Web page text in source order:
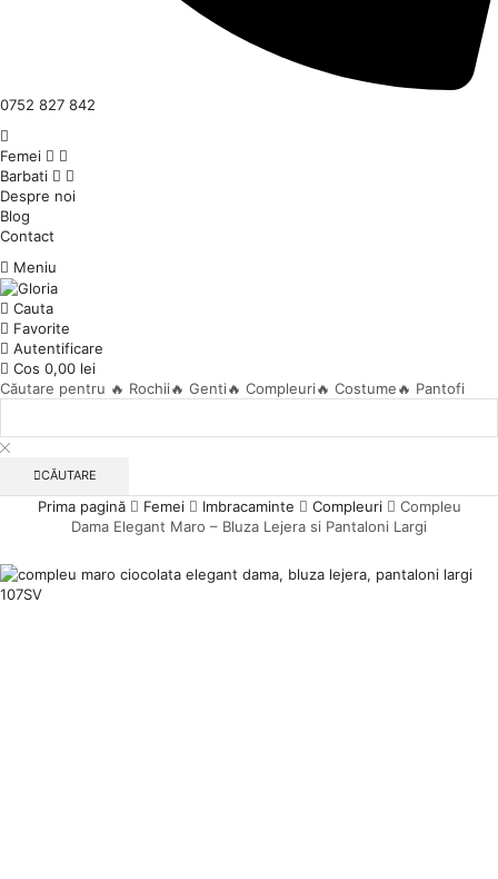
0752 827 842
Femei
Barbati
Despre noi
Blog
Contact
Meniu
Cauta
Favorite
Autentificare
Cos 0,00 lei
Căutare pentru 🔥 Rochii🔥 Genti🔥 Compleuri🔥 Costume🔥 Pantofi
CĂUTARE
Prima pagină Femei Imbracaminte Compleuri
Compleu
Dama Elegant Maro – Bluza Lejera si Pantaloni Largi